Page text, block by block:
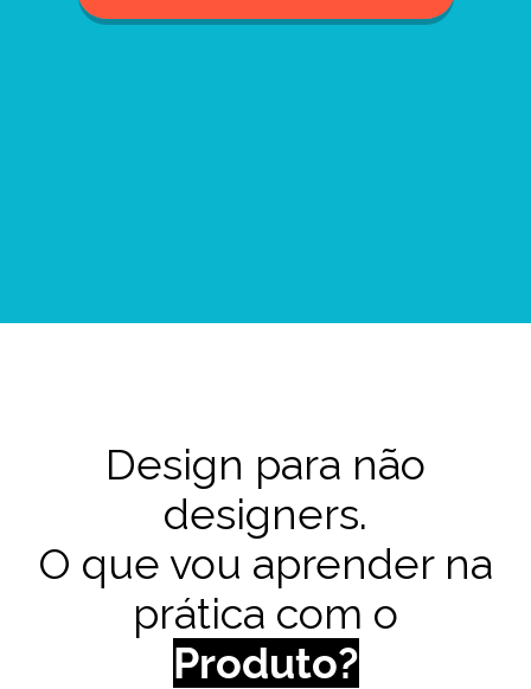
Design para não
designers.
O que vou aprender na
prática com o
Produto?